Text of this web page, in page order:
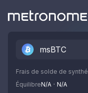
msBTC
Frais de solde de synthé
ÉquilibreN/A · N/A